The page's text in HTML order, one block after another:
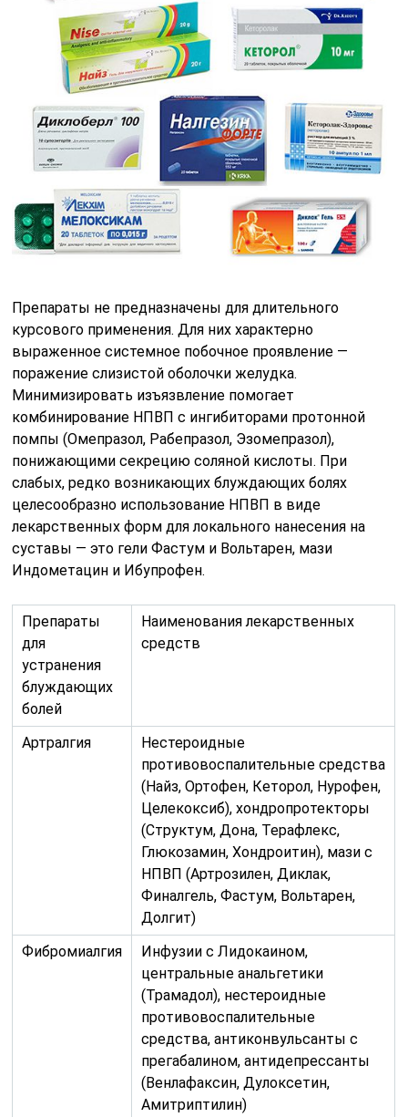
Препараты не предназначены для длительного
курсового применения. Для них характерно
выраженное системное побочное проявление —
поражение слизистой оболочки желудка.
Минимизировать изъязвление помогает
комбинирование НПВП с ингибиторами протонной
помпы (Омепразол, Рабепразол, Эзомепразол),
понижающими секрецию соляной кислоты. При
слабых, редко возникающих блуждающих болях
целесообразно использование НПВП в виде
лекарственных форм для локального нанесения на
суставы — это гели Фастум и Вольтарен, мази
Индометацин и Ибупрофен.
Препараты
для
устранения
блуждающих
болей
Наименования лекарственных
средств
Артралгия
Нестероидные
противовоспалительные средства
(Найз, Ортофен, Кеторол, Нурофен,
Целекоксиб), хондропротекторы
(Структум, Дона, Терафлекс,
Глюкозамин, Хондроитин), мази с
НПВП (Артрозилен, Диклак,
Финалгель, Фастум, Вольтарен,
Долгит)
Фибромиалгия
Инфузии с Лидокаином,
центральные анальгетики
(Трамадол), нестероидные
противовоспалительные
средства, антиконвульсанты с
прегабалином, антидепрессанты
(Венлафаксин, Дулоксетин,
Амитриптилин)